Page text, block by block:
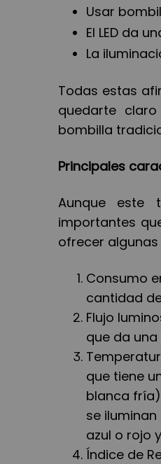
Usar
El LED da
La
Todas estas
quedarte
bombilla
Principales
Aunque este
importantes
ofrecer
Consumo
cantidad
Flujo
que da
que tiene
blanca
se
azul o rojo
Índice de